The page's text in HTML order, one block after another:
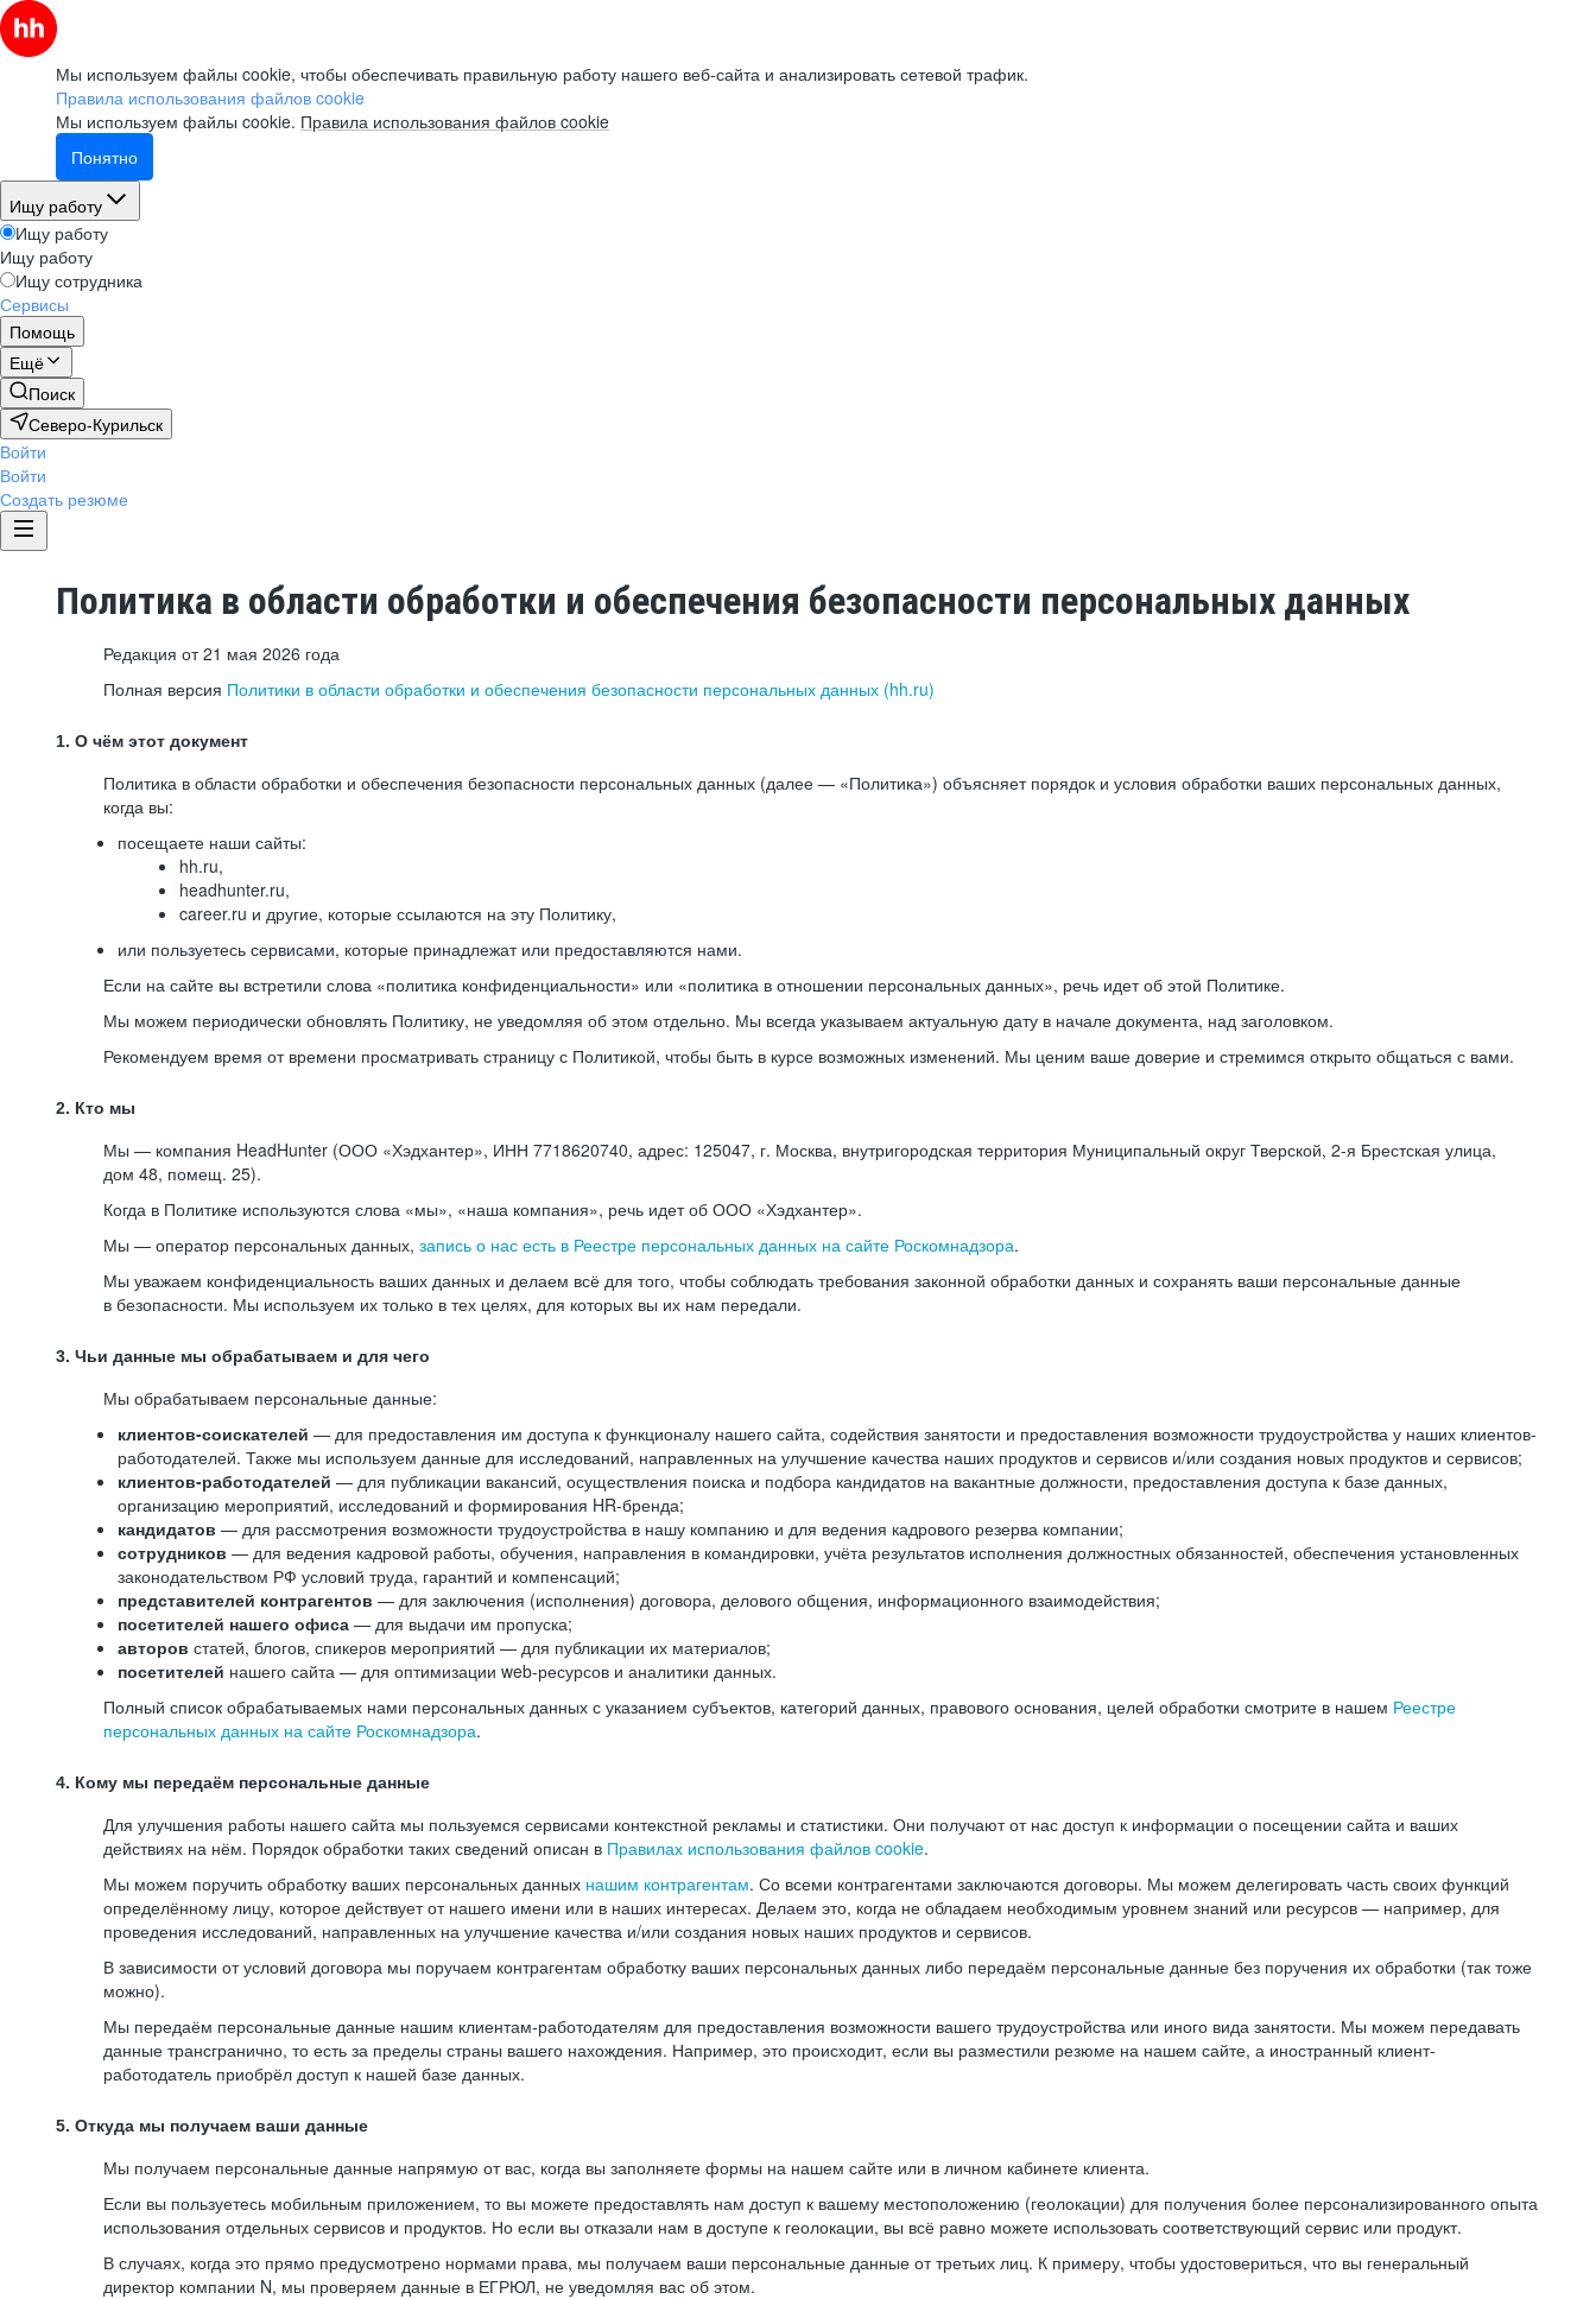
Мы используем файлы cookie, чтобы обеспечивать правильную работу нашего веб-сайта и анализировать сетевой трафик.
Правила использования файлов cookie
Мы используем файлы cookie. Правила использования файлов cookie
Понятно
Ищу работу
Ищу работу
Ищу работу
Ищу сотрудника
Сервисы
Помощь
Ещё
Поиск
Северо-Курильск
Войти
Войти
Создать резюме
Политика в области обработки и обеспечения безопасности персональных данных
Редакция от 21 мая 2026 года
Полная версия Политики в области обработки и обеспечения безопасности персональных данных (hh.ru)
1. О чём этот документ
Политика в области обработки и обеспечения безопасности персональных данных (далее — «Политика») объясняет порядок и условия обработки ваших персональных данных,
когда вы:
посещаете наши сайты:
hh.ru,
headhunter.ru,
career.ru и другие, которые ссылаются на эту Политику,
или пользуетесь сервисами, которые принадлежат или предоставляются нами.
Если на сайте вы встретили слова «политика конфиденциальности» или «политика в отношении персональных данных», речь идет об этой Политике.
Мы можем периодически обновлять Политику, не уведомляя об этом отдельно. Мы всегда указываем актуальную дату в начале документа, над заголовком.
Рекомендуем время от времени просматривать страницу с Политикой, чтобы быть в курсе возможных изменений. Мы ценим ваше доверие и стремимся открыто общаться с вами.
2. Кто мы
Мы — компания HeadHunter (ООО «Хэдхантер», ИНН 7718620740, адрес: 125047, г. Москва, внутригородская территория Муниципальный округ Тверской, 2-я Брестская улица,
дом 48, помещ. 25).
Когда в Политике используются слова «мы», «наша компания», речь идет об ООО «Хэдхантер».
Мы — оператор персональных данных, запись о нас есть в Реестре персональных данных на сайте Роскомнадзора.
Мы уважаем конфиденциальность ваших данных и делаем всё для того, чтобы соблюдать требования законной обработки данных и сохранять ваши персональные данные
в безопасности. Мы используем их только в тех целях, для которых вы их нам передали.
3. Чьи данные мы обрабатываем и для чего
Мы обрабатываем персональные данные:
клиентов-соискателей — для предоставления им доступа к функционалу нашего сайта, содействия занятости и предоставления возможности трудоустройства у наших клиентов-
работодателей. Также мы используем данные для исследований, направленных на улучшение качества наших продуктов и сервисов и/или создания новых продуктов и сервисов;
клиентов-работодателей — для публикации вакансий, осуществления поиска и подбора кандидатов на вакантные должности, предоставления доступа к базе данных,
организацию мероприятий, исследований и формирования HR-бренда;
кандидатов — для рассмотрения возможности трудоустройства в нашу компанию и для ведения кадрового резерва компании;
сотрудников — для ведения кадровой работы, обучения, направления в командировки, учёта результатов исполнения должностных обязанностей, обеспечения установленных
законодательством РФ условий труда, гарантий и компенсаций;
представителей контрагентов — для заключения (исполнения) договора, делового общения, информационного взаимодействия;
посетителей нашего офиса — для выдачи им пропуска;
авторов статей, блогов, спикеров мероприятий — для публикации их материалов;
посетителей нашего сайта — для оптимизации web-ресурсов и аналитики данных.
Полный список обрабатываемых нами персональных данных с указанием субъектов, категорий данных, правового основания, целей обработки смотрите в нашем Реестре
персональных данных на сайте Роскомнадзора.
4. Кому мы передаём персональные данные
Для улучшения работы нашего сайта мы пользуемся сервисами контекстной рекламы и статистики. Они получают от нас доступ к информации о посещении сайта и ваших
действиях на нём. Порядок обработки таких сведений описан в Правилах использования файлов cookie.
Мы можем поручить обработку ваших персональных данных нашим контрагентам. Со всеми контрагентами заключаются договоры. Мы можем делегировать часть своих функций
определённому лицу, которое действует от нашего имени или в наших интересах. Делаем это, когда не обладаем необходимым уровнем знаний или ресурсов — например, для
проведения исследований, направленных на улучшение качества и/или создания новых наших продуктов и сервисов.
В зависимости от условий договора мы поручаем контрагентам обработку ваших персональных данных либо передаём персональные данные без поручения их обработки (так тоже
можно).
Мы передаём персональные данные нашим клиентам-работодателям для предоставления возможности вашего трудоустройства или иного вида занятости. Мы можем передавать
данные трансгранично, то есть за пределы страны вашего нахождения. Например, это происходит, если вы разместили резюме на нашем сайте, а иностранный клиент-
работодатель приобрёл доступ к нашей базе данных.
5. Откуда мы получаем ваши данные
Мы получаем персональные данные напрямую от вас, когда вы заполняете формы на нашем сайте или в личном кабинете клиента.
Если вы пользуетесь мобильным приложением, то вы можете предоставлять нам доступ к вашему местоположению (геолокации) для получения более персонализированного опыта
использования отдельных сервисов и продуктов. Но если вы отказали нам в доступе к геолокации, вы всё равно можете использовать соответствующий сервис или продукт.
В случаях, когда это прямо предусмотрено нормами права, мы получаем ваши персональные данные от третьих лиц. К примеру, чтобы удостовериться, что вы генеральный
директор компании N, мы проверяем данные в ЕГРЮЛ, не уведомляя вас об этом.